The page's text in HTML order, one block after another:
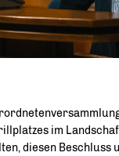
im
diesen Beschluss